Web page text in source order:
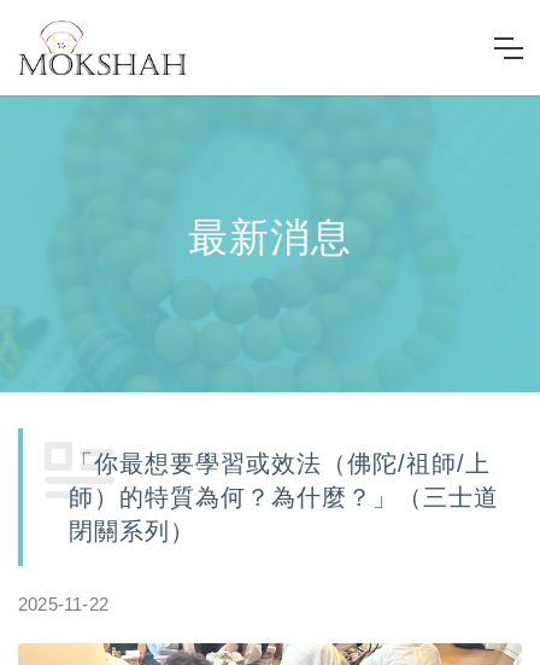
最新消息
「你最想要學習或效法（佛陀/祖師/上
師）的特質為何？為什麼？」（三士道
閉關系列）
2025-11-22